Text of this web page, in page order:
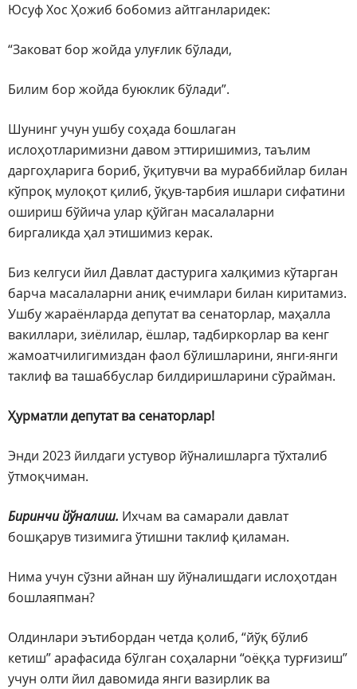
Юсуф Хос Ҳожиб бобомиз айтганларидек:
“Заковат бор жойда улуғлик бўлади,
Билим бор жойда буюклик бўлади”.
Шунинг учун ушбу соҳада бошлаган
ислоҳотларимизни давом эттиришимиз, таълим
даргоҳларига бориб, ўқитувчи ва мураббийлар билан
кўпроқ мулоқот қилиб, ўқув-тарбия ишлари сифатини
ошириш бўйича улар қўйган масалаларни
биргаликда ҳал этишимиз керак.
Биз келгуси йил Давлат дастурига халқимиз кўтарган
барча масалаларни аниқ ечимлари билан киритамиз.
Ушбу жараёнларда депутат ва сенаторлар, маҳалла
вакиллари, зиёлилар, ёшлар, тадбиркорлар ва кенг
жамоатчилигимиздан фаол бўлишларини, янги-янги
таклиф ва ташаббуслар билдиришларини сўрайман.
Ҳурматли депутат ва сенаторлар!
Энди 2023 йилдаги устувор йўналишларга тўхталиб
ўтмоқчиман.
Биринчи йўналиш. Ихчам ва самарали давлат
бошқарув тизимига ўтишни таклиф қиламан.
Нима учун сўзни айнан шу йўналишдаги ислоҳотдан
бошлаяпман?
Олдинлари эътибордан четда қолиб, “йўқ бўлиб
кетиш” арафасида бўлган соҳаларни “оёққа турғизиш”
учун олти йил давомида янги вазирлик ва